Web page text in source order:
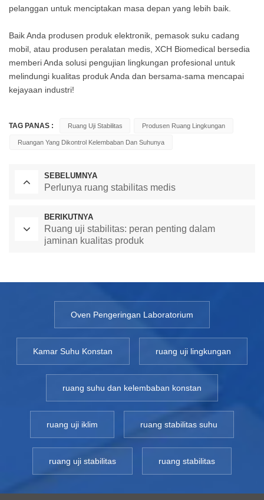
pelanggan untuk menciptakan masa depan yang lebih baik.
Baik Anda produsen produk elektronik, pemasok suku cadang
mobil, atau produsen peralatan medis, XCH Biomedical bersedia
memberi Anda solusi pengujian lingkungan profesional untuk
melindungi kualitas produk Anda dan bersama-sama mencapai
kejayaan industri!
TAG PANAS : Ruang Uji Stabilitas Produsen Ruang Lingkungan
Ruangan Yang Dikontrol Kelembaban Dan Suhunya
SEBELUMNYA
Perlunya ruang stabilitas medis
BERIKUTNYA
Ruang uji stabilitas: peran penting dalam
jaminan kualitas produk
Oven Pengeringan Laboratorium
Kamar Suhu Konstan ruang uji lingkungan
ruang suhu dan kelembaban konstan
ruang uji iklim ruang stabilitas suhu
ruang uji stabilitas ruang stabilitas